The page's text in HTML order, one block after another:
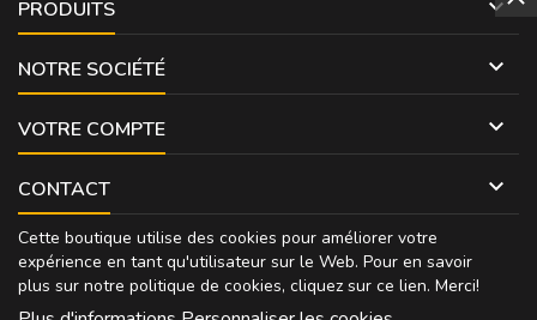
PRODUITS 
NOTRE SOCIÉTÉ 
VOTRE COMPTE 
CONTACT 
Cette boutique utilise des cookies pour améliorer votre
expérience en tant qu'utilisateur sur le Web. Pour en savoir
plus sur notre politique de cookies, cliquez sur ce lien. Merci!